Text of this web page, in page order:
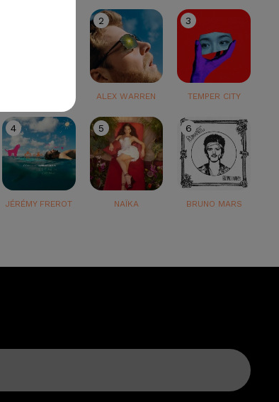
2
ALEX WARREN
3
TEMPER CITY
4
JÉRÉMY FREROT
5
NAÏKA
6
BRUNO MARS